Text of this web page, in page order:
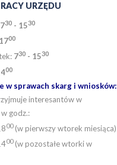
URZĘDU
730 - 1530
00
730 - 1530
00
w sprawach skarg i wniosków:
interesantów w
godz.:
00(w pierwszy wtorek miesiąca)
00(w pozostałe wtorki w